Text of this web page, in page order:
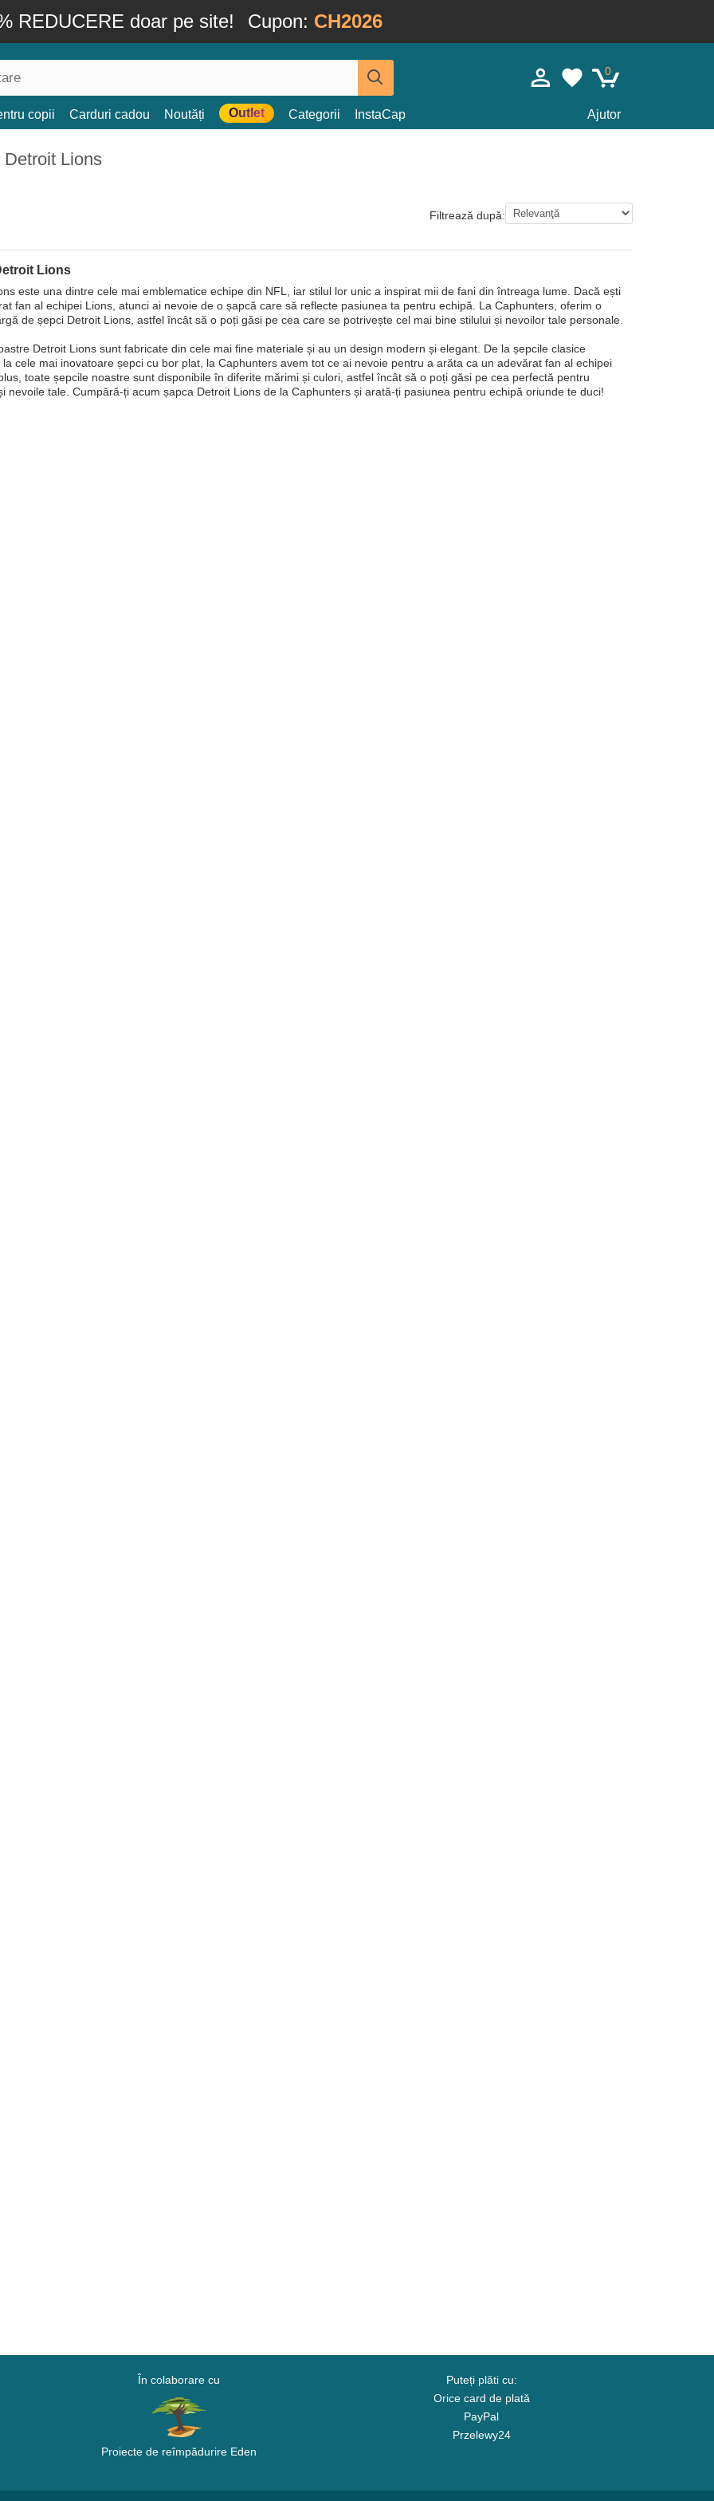
REDUCERE doar pe site! Cupon: CH2026
0
copii Carduri cadou Noutăți Outlet Categorii InstaCap Ajutor
Detroit Lions
Filtrează după:
Lions
este una dintre cele mai emblematice echipe din NFL, iar stilul lor unic a inspirat mii de fani din întreaga lume. Dacă ești
fan al echipei Lions, atunci ai nevoie de o șapcă care să reflecte pasiunea ta pentru echipă. La Caphunters, oferim o
de șepci Detroit Lions, astfel încât să o poți găsi pe cea care se potrivește cel mai bine stilului și nevoilor tale personale.
Detroit Lions sunt fabricate din cele mai fine materiale și au un design modern și elegant. De la șepcile clasice
la cele mai inovatoare șepci cu bor plat, la Caphunters avem tot ce ai nevoie pentru a arăta ca un adevărat fan al echipei
toate șepcile noastre sunt disponibile în diferite mărimi și culori, astfel încât să o poți găsi pe cea perfectă pentru
nevoile tale. Cumpără-ți acum șapca Detroit Lions de la Caphunters și arată-ți pasiunea pentru echipă oriunde te duci!
În colaborare cu
Proiecte de reîmpădurire Eden
Puteți plăti cu:
Orice card de plată
PayPal
Przelewy24